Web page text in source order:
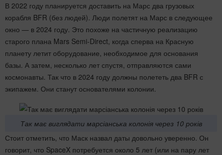
В 2022 году планируется доставить на Марс два грузовых
корабля BFR (без людей). Люди полетят на Марс в следующее
окно — в 2024 году. Это похоже на частичную реализацию
старого плана Mars Semi-Direct, когда сперва на Красную
планету летит оборудование, необходимое для основания
базы. А затем, несколько лет спустя, отправляются сами
космонавты. Так что в 2024 году должны полететь два BFR с
экипажем. Они станут основателями колонии.
Так має виглядати марсіанська колонія через 10 років
Стоит отметить, что Маск назвал даты довольно уверенно. Он
говорит, что SpaceX потребуется около 5 лет (или на пару лет